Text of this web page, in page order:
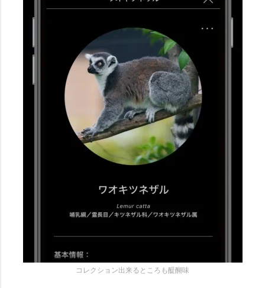
コレクション出来るところも醍醐味